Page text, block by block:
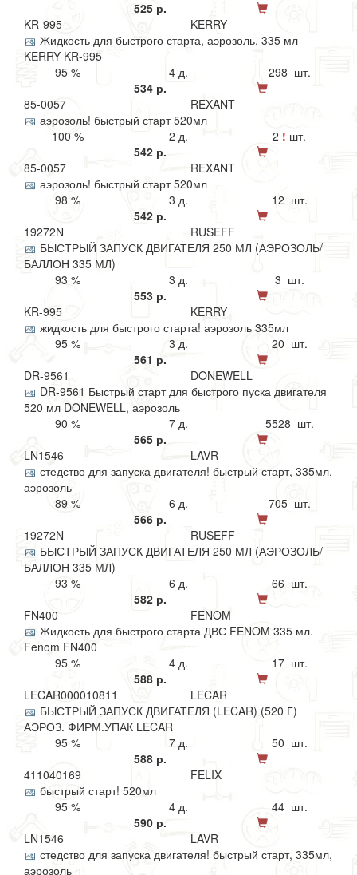
525 р.
KR-995
KERRY
Жидкость для быстрого старта, аэрозоль, 335 мл
KERRY KR-995
95 %
4 д.
298 шт.
534 р.
85-0057
REXANT
аэрозоль! быстрый старт 520мл
100 %
2 д. 2 ! шт.
542 р.
85-0057
REXANT
аэрозоль! быстрый старт 520мл
98 %
3 д.
12 шт.
542 р.
19272N
RUSEFF
БЫСТРЫЙ ЗАПУСК ДВИГАТЕЛЯ 250 МЛ (АЭРОЗОЛЬ/
БАЛЛОН 335 МЛ)
93 %
3 д.
3 шт.
553 р.
KR-995
KERRY
жидкость для быстрого старта! аэрозоль 335мл
95 %
3 д.
20 шт.
561 р.
DR-9561
DONEWELL
DR-9561 Быстрый старт для быстрого пуска двигателя
520 мл DONEWELL, аэрозоль
90 %
7 д.
5528 шт.
565 р.
LN1546
LAVR
стедство для запуска двигателя! быстрый старт, 335мл,
аэрозоль
89 %
6 д.
705 шт.
566 р.
19272N
RUSEFF
БЫСТРЫЙ ЗАПУСК ДВИГАТЕЛЯ 250 МЛ (АЭРОЗОЛЬ/
БАЛЛОН 335 МЛ)
93 %
6 д.
66 шт.
582 р.
FN400
FENOM
Жидкость для быстрого старта ДВС FENOM 335 мл.
Fenom FN400
95 %
4 д.
17 шт.
588 р.
LECAR000010811
LECAR
БЫСТРЫЙ ЗАПУСК ДВИГАТЕЛЯ (LECAR) (520 Г)
АЭРОЗ. ФИРМ.УПАК LECAR
95 %
7 д.
50 шт.
588 р.
411040169
FELIX
быстрый старт! 520мл
95 %
4 д.
44 шт.
590 р.
LN1546
LAVR
стедство для запуска двигателя! быстрый старт, 335мл,
аэрозоль